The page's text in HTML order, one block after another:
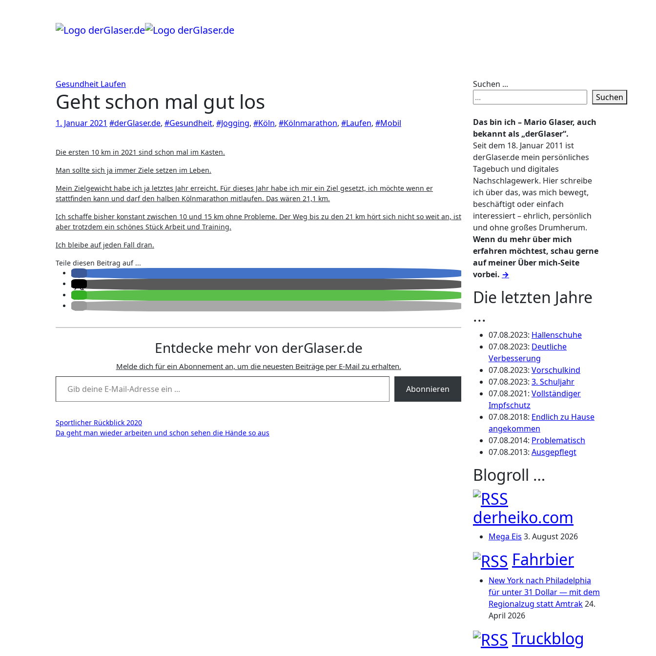
Gesundheit Laufen
Geht schon mal gut los
1. Januar 2021 #derGlaser.de, #Gesundheit, #Jogging, #Köln, #Kölnmarathon, #Laufen, #Mobil
Die ersten 10 km in 2021 sind schon mal im Kasten.
Man sollte sich ja immer Ziele setzen im Leben.
Mein Zielgewicht habe ich ja letztes Jahr erreicht. Für dieses Jahr habe ich mir ein Ziel gesetzt, ich möchte wenn er
stattfinden kann und darf den halben Kölnmarathon mitlaufen. Das wären 21,1 km.
Ich schaffe bisher konstant zwischen 10 und 15 km ohne Probleme. Der Weg bis zu den 21 km hört sich nicht so weit an, ist
aber trotzdem ein schönes Stück Arbeit und Training.
Ich bleibe auf jeden Fall dran.
Teile diesen Beitrag auf ...
Entdecke mehr von derGlaser.de
Melde dich für ein Abonnement an, um die neuesten Beiträge per E-Mail zu erhalten.
Gib deine E-Mail-Adresse ein ...
Abonnieren
Beitragsnavigation
Sportlicher Rückblick 2020
Da geht man wieder arbeiten und schon sehen die Hände so aus
Suchen ...
Suchen
Das bin ich – Mario Glaser, auch
bekannt als „derGlaser“.
Seit dem 18. Januar 2011 ist
derGlaser.de mein persönliches
Tagebuch und digitales
Nachschlagewerk. Hier schreibe
ich über das, was mich bewegt,
beschäftigt oder einfach
interessiert – ehrlich, persönlich
und ohne großes Drumherum.
Wenn du mehr über mich
erfahren möchtest, schau gerne
auf meiner Über mich-Seite
vorbei. →
Die letzten Jahre
...
07.08.2023: Hallenschuhe
07.08.2023: Deutliche
Verbesserung
07.08.2023: Vorschulkind
07.08.2023: 3. Schuljahr
07.08.2021: Vollständiger
Impfschutz
07.08.2018: Endlich zu Hause
angekommen
07.08.2014: Problematisch
07.08.2013: Ausgepflegt
Blogroll …
derheiko.com
Mega Eis 3. August 2026
Fahrbier
New York nach Philadelphia
für unter 31 Dollar — mit dem
Regionalzug statt Amtrak24.
April 2026
Truckblog